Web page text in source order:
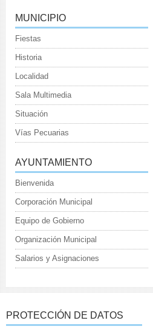
MUNICIPIO
Fiestas
Historia
Localidad
Sala Multimedia
Situación
Vías Pecuarias
AYUNTAMIENTO
Bienvenida
Corporación Municipal
Equipo de Gobierno
Organización Municipal
Salarios y Asignaciones
PROTECCIÓN DE DATOS